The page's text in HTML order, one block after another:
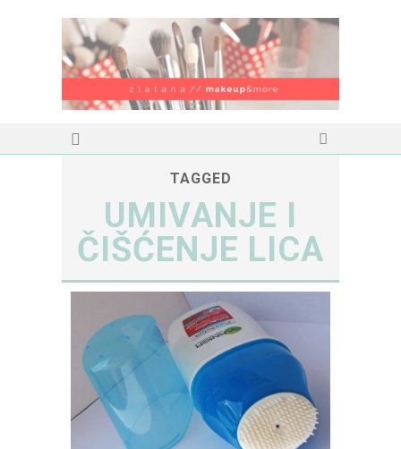
TAGGED
UMIVANJE I
ČIŠĆENJE LICA